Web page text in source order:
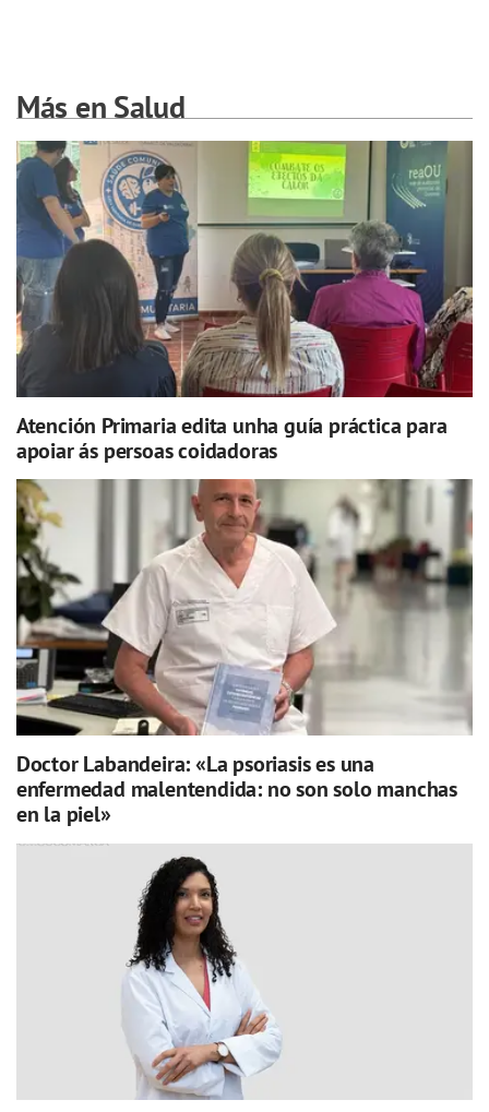
Más en Salud
Atención Primaria edita unha guía práctica para
apoiar ás persoas coidadoras
Doctor Labandeira: «La psoriasis es una
enfermedad malentendida: no son solo manchas
en la piel»